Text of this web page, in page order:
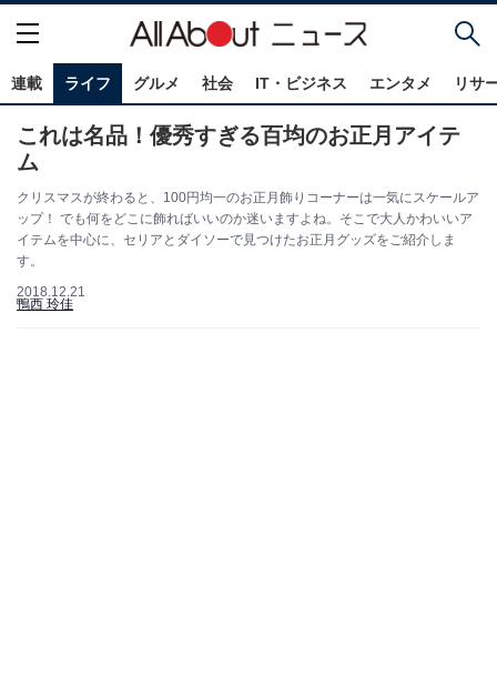
連載 ライフ グルメ 社会 IT・ビジネス エンタメ リサ
これは名品！優秀すぎる百均のお正月アイテ
ム
クリスマスが終わると、100円均一のお正月飾りコーナーは一気にスケールア
ップ！ でも何をどこに飾ればいいのか迷いますよね。そこで大人かわいいア
イテムを中心に、セリアとダイソーで見つけたお正月グッズをご紹介しま
す。
2018.12.21
鴨西 玲佳